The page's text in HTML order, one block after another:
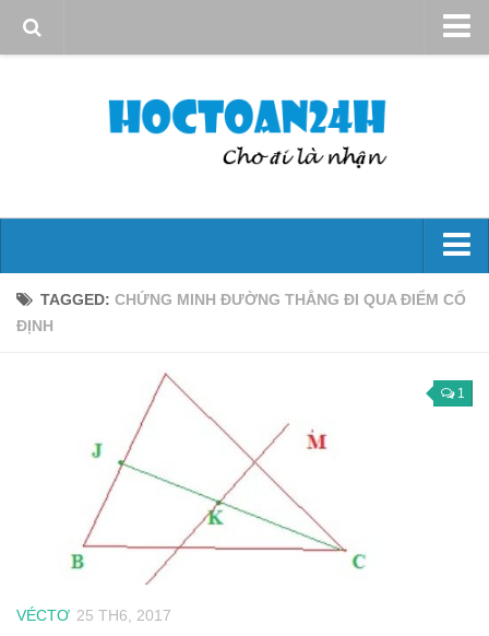
Quy định sử dụng
Đại số 10
Phương trình và hệ phương trình
Bất đẳng thức và bất Pt
Góc và công thức lượng giác
Hình học 10
Véctơ
Tích vô hướng của hai véctơ và ứng dụng
PT đường thẳng trong mặt phẳng
TAGGED: CHỨNG MINH ĐƯỜNG THẲNG ĐI QUA ĐIỂM CỐ
ĐỊNH
1
VÉCTƠ 25 TH6, 2017